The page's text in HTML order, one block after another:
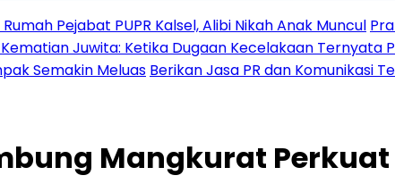
Pejabat PUPR Kalsel, Alibi Nikah Anak Muncul
Juwita: Ketika Dugaan Kecelakaan Ternyata
Semakin Meluas Berikan Jasa PR dan Komunikasi
Mangkurat